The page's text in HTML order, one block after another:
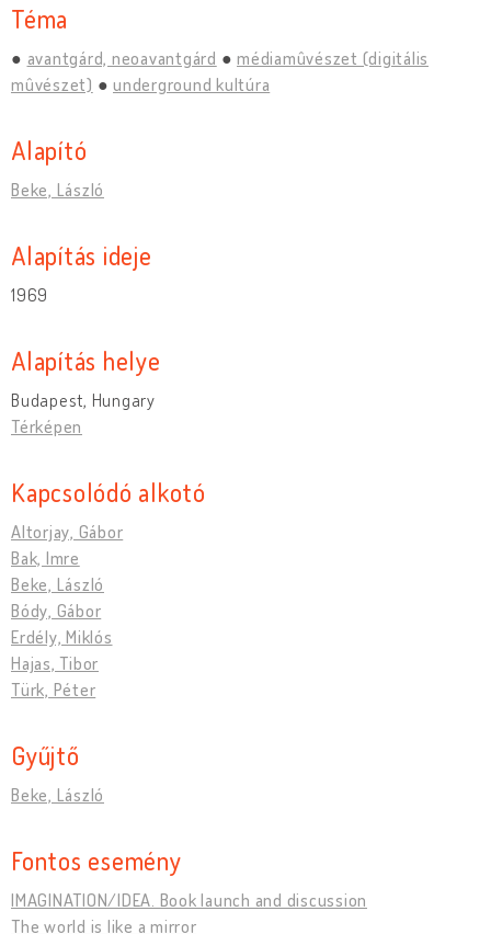
Téma
avantgárd, neoavantgárd
médiamûvészet (digitális
mûvészet)
underground kultúra
Alapító
Beke, László
Alapítás ideje
1969
Alapítás helye
Budapest, Hungary
Térképen
Kapcsolódó alkotó
Altorjay, Gábor
Bak, Imre
Beke, László
Bódy, Gábor
Erdély, Miklós
Hajas, Tibor
Türk, Péter
Gyűjtő
Beke, László
Fontos esemény
IMAGINATION/IDEA. Book launch and discussion
The world is like a mirror